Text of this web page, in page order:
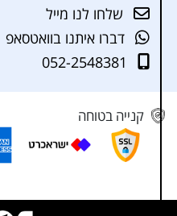
שלחו לנו מייל
דברו איתנו בוואטסאפ
052-2548381
קנייה בטוחה